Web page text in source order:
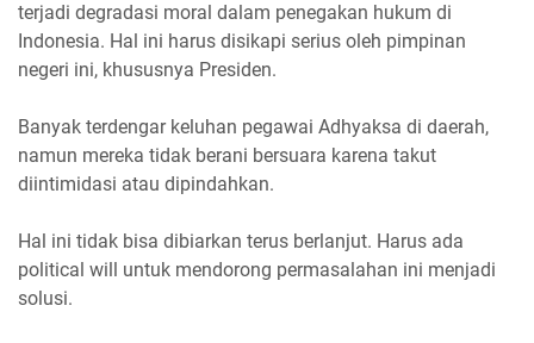
terjadi degradasi moral dalam penegakan hukum di
Indonesia. Hal ini harus disikapi serius oleh pimpinan
negeri ini, khususnya Presiden.
Banyak terdengar keluhan pegawai Adhyaksa di daerah,
namun mereka tidak berani bersuara karena takut
diintimidasi atau dipindahkan.
Hal ini tidak bisa dibiarkan terus berlanjut. Harus ada
political will untuk mendorong permasalahan ini menjadi
solusi.